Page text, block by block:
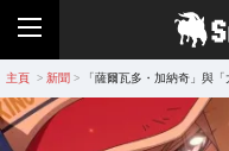
主頁 > 新聞 > 「薩爾瓦多・加納奇」與